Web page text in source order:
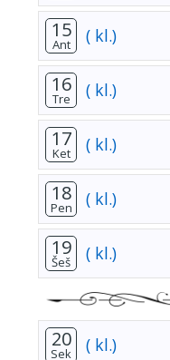
15
Ant ( kl.)
16
Tre ( kl.)
17
Ket ( kl.)
18
Pen ( kl.)
19
Šeš ( kl.)
20
Sek ( kl.)